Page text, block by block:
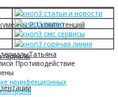
РЦ компетенций
Татьяна
Противодействие
неинфекционных